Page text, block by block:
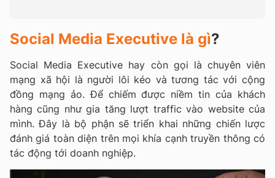
Social Media Executive là gì?
Social Media Executive hay còn gọi là chuyên viên
mạng xã hội là người lôi kéo và tương tác với cộng
đồng mạng ảo. Để chiếm được niềm tin của khách
hàng cũng như gia tăng lượt traffic vào website của
mình. Đây là bộ phận sẽ triển khai những chiến lược
đánh giá toàn diện trên mọi khía cạnh truyền thông có
tác động tới doanh nghiệp.